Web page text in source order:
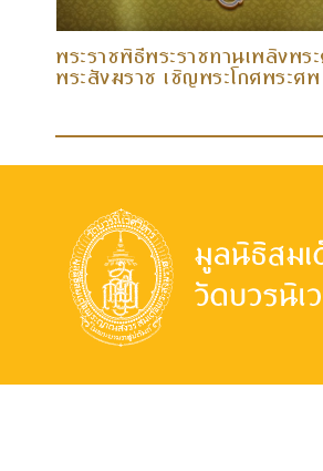
พระราชพิธีพระราชทานเพลิงพร
พระสังฆราช เชิญพระโกศพระศ